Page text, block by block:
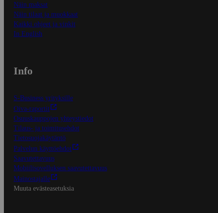
Näin maksat
Näin tilaat ja muokkaat
Kaikki ohjeet ja vinkit
In English
Info
S-Business yrityksille
Oiva-raportit
Osuuskauppojen yhteystiedot
Tilaus- ja toimitusehdot
Tietosuojakäytäntö
Palvelun käyttöehdot
Saavutettavuus
Mobiilisovelluksen saavutettavuus
Mainostajalle
Muuta evästeasetuksia